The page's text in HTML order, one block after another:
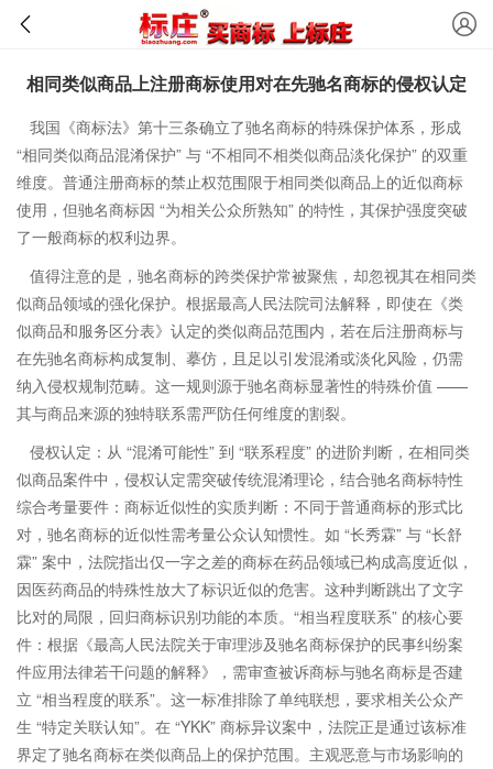
相同类似商品上注册商标使用对在先驰名商标的侵权认定
我国《商标法》第十三条确立了驰名商标的特殊保护体系，形成
“相同类似商品混淆保护” 与 “不相同不相类似商品淡化保护” 的双重
维度。普通注册商标的禁止权范围限于相同类似商品上的近似商标
使用，但驰名商标因 “为相关公众所熟知” 的特性，其保护强度突破
了一般商标的权利边界。
值得注意的是，驰名商标的跨类保护常被聚焦，却忽视其在相同类
似商品领域的强化保护。根据最高人民法院司法解释，即使在《类
似商品和服务区分表》认定的类似商品范围内，若在后注册商标与
在先驰名商标构成复制、摹仿，且足以引发混淆或淡化风险，仍需
纳入侵权规制范畴。这一规则源于驰名商标显著性的特殊价值 ——
其与商品来源的独特联系需严防任何维度的割裂。
侵权认定：从 “混淆可能性” 到 “联系程度” 的进阶判断 ​， 在相同类
似商品案件中，侵权认定需突破传统混淆理论，结合驰名商标特性
综合考量要件： 商标近似性的实质判断 ：不同于普通商标的形式比
对，驰名商标的近似性需考量公众认知惯性。如 “长秀霖” 与 “长舒
霖” 案中，法院指出仅一字之差的商标在药品领域已构成高度近似，
因医药商品的特殊性放大了标识近似的危害。这种判断跳出了文字
比对的局限，回归商标识别功能的本质。 “相当程度联系” 的核心要
件 ：根据《最高人民法院关于审理涉及驰名商标保护的民事纠纷案
件应用法律若干问题的解释》，需审查被诉商标与驰名商标是否建
立 “相当程度的联系”。这一标准排除了单纯联想，要求相关公众产
生 “特定关联认知”。在 “YKK” 商标异议案中，法院正是通过该标准
界定了驰名商标在类似商品上的保护范围。 主观恶意与市场影响的